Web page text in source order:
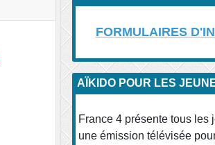
FORMULAIRES
AÏKIDO POUR LES
France 4 présente tous les
une émission télévisée